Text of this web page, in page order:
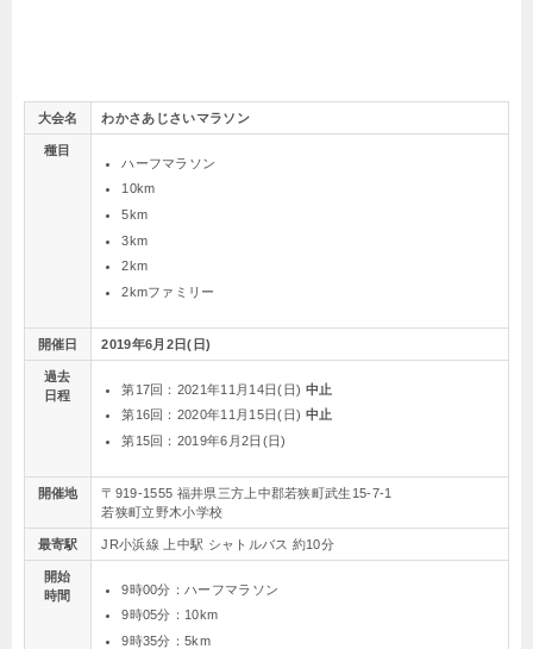
大会名 わかさあじさいマラソン
種目
ハーフマラソン
10km
5km
3km
2km
2kmファミリー
開催日 2019年6月2日(日)
過去
日程
第17回：2021年11月14日(日) 中止
第16回：2020年11月15日(日) 中止
第15回：2019年6月2日(日)
開催地
〒919-1555 福井県三方上中郡若狭町武生15-7-1
若狭町立野木小学校
最寄駅 JR小浜線 上中駅 シャトルバス 約10分
開始
時間
9時00分：ハーフマラソン
9時05分：10km
9時35分：5km